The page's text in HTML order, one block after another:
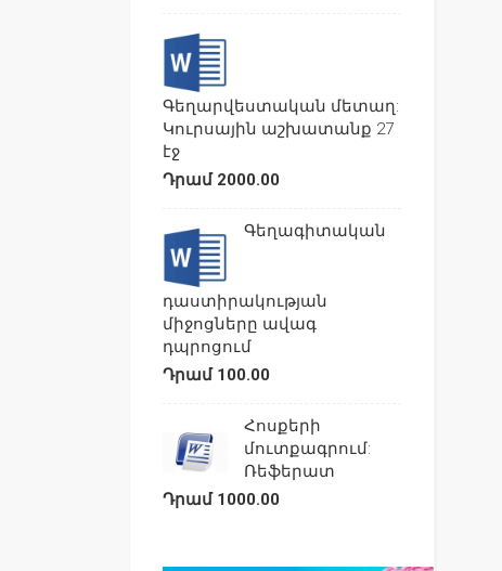
Գեղարվեստական մետաղ:
Կուրսային աշխատանք 27
էջ
Դրամ 2000.00
Գեղագիտական
դաստիրակության
միջոցները ավագ
դպրոցում
Դրամ 100.00
Հոսքերի
մուտքագրում:
Ռեֆերատ
Դրամ 1000.00